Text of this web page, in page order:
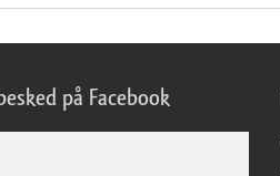
på Facebook